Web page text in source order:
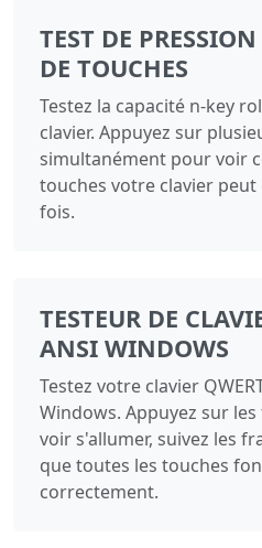
TEST DE
DE TOUCHES
Testez la capacité n-key
clavier. Appuyez sur
simultanément pour voir
touches votre clavier
fois.
TESTEUR DE
ANSI WINDOWS
Testez votre clavier
Windows. Appuyez sur
voir s'allumer, suivez les
que toutes les touches
correctement.